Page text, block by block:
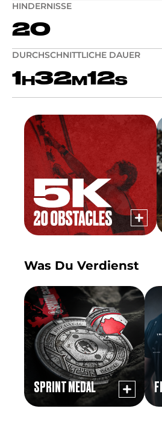
HINDERNISSE
20
DURCHSCHNITTLICHE DAUER
1 H 32 M 12S
Was Du Verdienst
SPRINT MEDAL